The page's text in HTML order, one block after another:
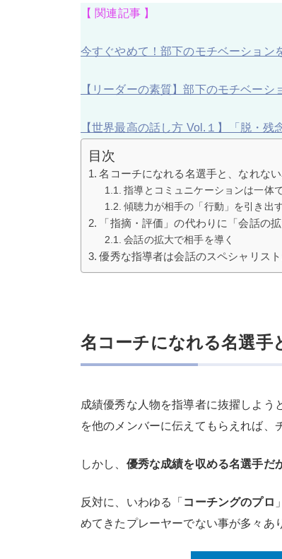
【 関連記事 】
今すぐやめて！部下のモチベーション
【リーダーの素質】部下のモチベーシ
【世界最高の話し方 Vol.１】「脱・
目次
名コーチになれる名選手と、なれな
指導とコミュニケーションは一体
傾聴力が相手の「行動」を引き出
「指摘・評価」の代わりに「会話の
会話の拡大で相手を導く
優秀な指導者は会話のスペシャリス
名コーチになれる名選手
成績優秀な人物を指導者に抜擢しよ
を他のメンバーに伝えてもらえれば、
しかし、 優秀な成績を収める名選手だ
反対に、いわゆる「 コーチングのプロ
めてきたプレーヤーでない事が多々あ